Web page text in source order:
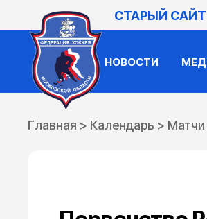
СТАРЫЙ САЙТ
НОВОСТИ
Главная > Календарь > Матчи